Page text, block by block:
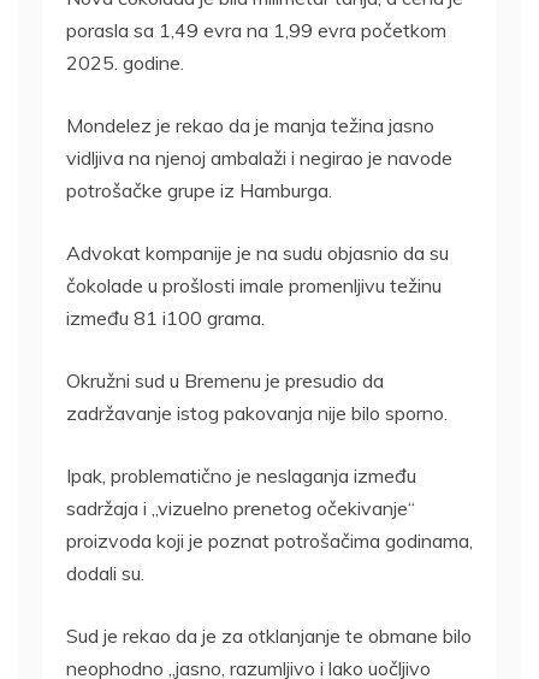
porasla sa 1,49 evra na 1,99 evra početkom
2025. godine.
Mondelez je rekao da je manja težina jasno
vidljiva na njenoj ambalaži i negirao je navode
potrošačke grupe iz Hamburga.
Advokat kompanije je na sudu objasnio da su
čokolade u prošlosti imale promenljivu težinu
između 81 i100 grama.
Okružni sud u Bremenu je presudio da
zadržavanje istog pakovanja nije bilo sporno.
Ipak, problematično je neslaganja između
sadržaja i „vizuelno prenetog očekivanje“
proizvoda koji je poznat potrošačima godinama,
dodali su.
Sud je rekao da je za otklanjanje te obmane bilo
neophodno „jasno, razumljivo i lako uočljivo